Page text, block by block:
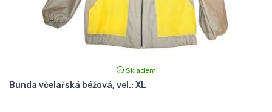
Skladem
Bunda včelařská béžová, vel.: XL